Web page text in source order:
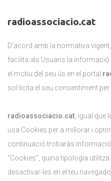
radioassociacio.cat
radioassociacio.cat
D'acord amb la normativa vigent,
facilita als Usuaris la informació
el motiu del seu ús en el portal
sol·licita el seu consentiment per
radioassociacio.cat , igual que
usa Cookies per a millorar i
continuació trobaràs
"Cookies", quina tipologia utilitza
desactivar-les en el teu